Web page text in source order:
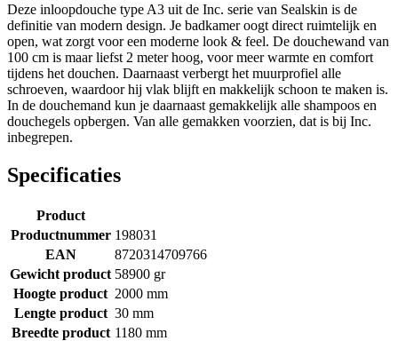
Deze inloopdouche type A3 uit de Inc. serie van Sealskin is de
definitie van modern design. Je badkamer oogt direct ruimtelijk en
open, wat zorgt voor een moderne look & feel. De douchewand van
100 cm is maar liefst 2 meter hoog, voor meer warmte en comfort
tijdens het douchen. Daarnaast verbergt het muurprofiel alle
schroeven, waardoor hij vlak blijft en makkelijk schoon te maken is.
In de douchemand kun je daarnaast gemakkelijk alle shampoos en
douchegels opbergen. Van alle gemakken voorzien, dat is bij Inc.
inbegrepen.
Specificaties
Product
Productnummer 198031
EAN
8720314709766
Gewicht product 58900 gr
Hoogte product 2000 mm
Lengte product 30 mm
Breedte product 1180 mm